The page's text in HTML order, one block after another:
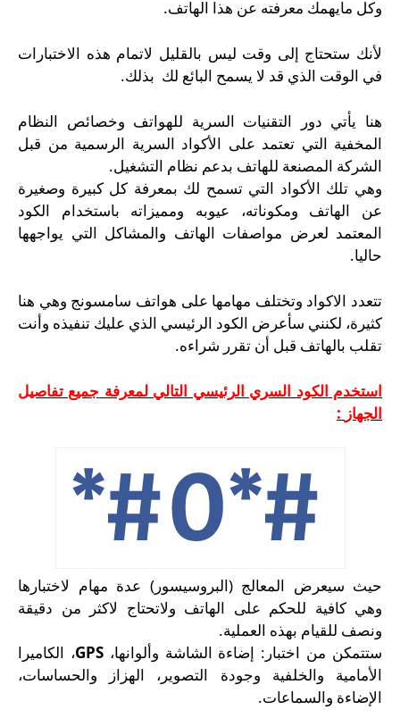
وكل مايهمك معرفته عن هذا الهاتف.
لأنك ستحتاج إلى وقت ليس بالقليل لاتمام هذه الاختبارات
في الوقت الذي قد لا يسمح البائع لك بذلك.
هنا يأتي دور التقنيات السرية للهواتف وخصائص النظام
المخفية التي تعتمد على الأكواد السرية الرسمية من قبل
الشركة المصنعة للهاتف بدعم نظام التشغيل.
وهي تلك الأكواد التي تسمح لك بمعرفة كل كبيرة وصغيرة
عن الهاتف ومكوناته، عيوبه ومميزاته باستخدام الكود
المعتمد لعرض مواصفات الهاتف والمشاكل التي يواجهها
حاليا.
تتعدد الاكواد وتختلف مهامها على هواتف سامسونج وهي هنا
كثيرة، لكنني سأعرض الكود الرئيسي الذي عليك تنفيذه وأنت
تقلب بالهاتف قبل أن تقرر شراءه.
استخدم الكود السري الرئيسي التالي لمعرفة جميع تفاصيل
الجهاز :
حيث سيعرض المعالج (البروسيسور) عدة مهام لاختبارها
وهي كافية للحكم على الهاتف ولاتحتاج لاكثر من دقيقة
ونصف للقيام بهذه العملية.
ستتمكن من اختبار: إضاءة الشاشة وألوانها،GPS، الكاميرا
الأمامية والخلفية وجودة التصوير، الهزاز والحساسات،
الإضاءة والسماعات.